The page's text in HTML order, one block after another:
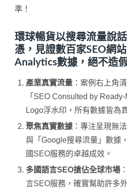
準！
環球暢貨以搜尋流量說
憑，見證數百家SEO網
Analytics數據，絕不造假
產業真實流量 ：案例右上角
「SEO Consulted by
Logo浮水印，所有數據皆為
聚焦真實數據 ：專注呈現無
與「Google搜尋流量」數據
國SEO服務的卓越成效。
多國語言SEO搶佔全球市場
言SEO服務，確實幫助許多